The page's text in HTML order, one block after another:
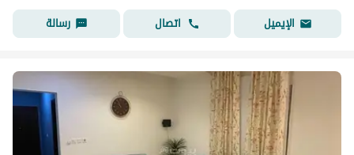
الإيميل
اتصال رسالة